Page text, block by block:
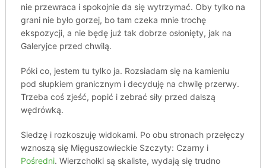
nie przewraca i spokojnie da się wytrzymać. Oby tylko na
grani nie było gorzej, bo tam czeka mnie trochę
ekspozycji, a nie będę już tak dobrze osłonięty, jak na
Galeryjce przed chwilą.
Póki co, jestem tu tylko ja. Rozsiadam się na kamieniu
pod słupkiem granicznym i decyduję na chwilę przerwy.
Trzeba coś zjeść, popić i zebrać siły przed dalszą
wędrówką.
Siedzę i rozkoszuję widokami. Po obu stronach przełęczy
wznoszą się Mięguszowieckie Szczyty: Czarny i
Pośredni. Wierzchołki są skaliste, wydają się trudno